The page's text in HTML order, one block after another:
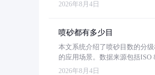
2026年8月4日
喷砂都有多少目
本文系统介绍了喷砂目数的分
的应用场景。数据来源包括ISO
2026年8月4日